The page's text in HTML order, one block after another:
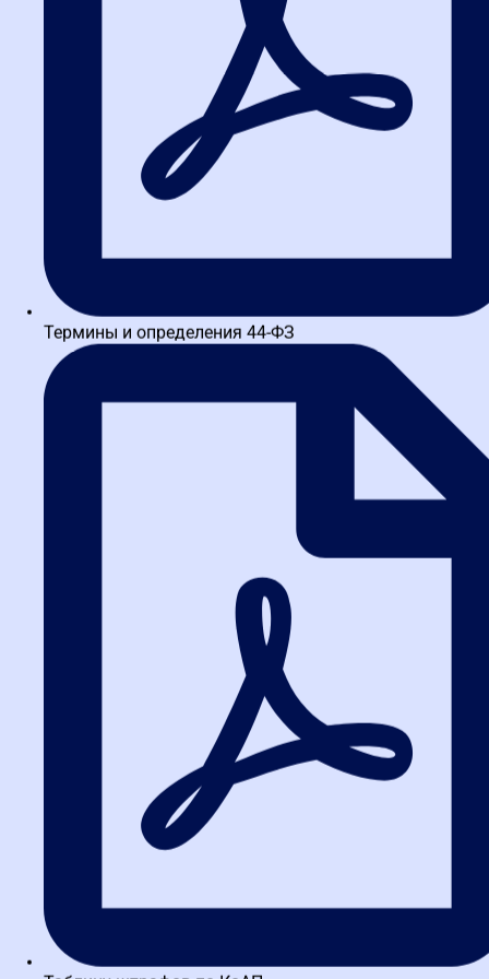
оплатить их в порядке и на условиях, предусмотренных
Пунктом 6.1 контракта стороны установили, что цена контракта
156 481 089,52 руб., в том числе, НДС 20% (в редакции
соглашения № 5 от 24.11.2021). Цена является твердой.
Срок действия контракта по 31.12.2021 (пункт 4.1 контракта).
Обязательства по контракту подрядчиком выполнены в полном
затрат, актами о приемке выполненных работ, и подлежат
оплате заказчиком.
Истец направлял ответчику письма о необходимости внесения
изменений в
проектную документацию и цену контракта ввиду
существенного увеличения цен
на строительные ресурсы (исх. № 21/10-1 от 21.10.2021, № 22-10
ООО СК «Стройдемсервис» составлены пояснительная записка,
сводный сметный расчет стоимости строительства в ценах по
Истец также обратился к независимому специалисту ООО «НЭО»
определения стоимости выполненных им работ по контракту в
которая согласно отчету составила 251 541 000 руб.
Посчитав, что обстоятельства определения цены контракта,
на момент его заключения, существенно изменились, 31.08.2022
в адрес ответчика претензию, которая оставлена без ответа.
Указанные обстоятельства послужили основанием для
обращения истца в
суд первой инстанции с настоящим исковым заявлением об
416,37 руб., а также о
взыскании суммы задолженности в размере 46 944 326,85 руб.
Суды при рассмотрении дела признали установленным факт
того, что
Термины и определения 44-ФЗ